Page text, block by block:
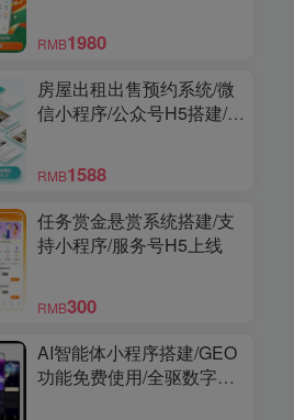
RMB1980
房屋出租出售预约系统/微
信小程序/公众号H5搭建/多
RMB1588
任务赏金悬赏系统搭建/支
持小程序/服务号H5上线
RMB300
AI智能体小程序搭建/GEO
功能免费使用/全驱数字人/